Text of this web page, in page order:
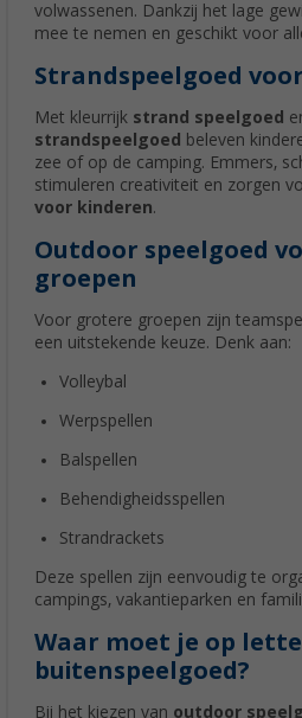
volwassenen. Dankzij het lage
mee te nemen en geschikt voor
Strandspeelgoed
Met kleurrijk strand speelgoed
strandspeelgoed beleven
zee of op de camping. Emmers,
stimuleren creativiteit en zorgen
voor kinderen.
Outdoor speelgoed
groepen
Voor grotere groepen zijn
een uitstekende keuze. Denk aan:
Volleybal
Werpspellen
Balspellen
Behendigheidsspellen
Strandrackets
Deze spellen zijn eenvoudig te
campings, vakantieparken en
Waar moet je op
buitenspeelgoed?
Bij het kiezen van outdoor